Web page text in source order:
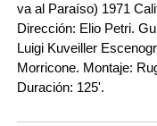
va al Paraíso) 1971
Dirección: Elio Petri.
Luigi Kuveiller
Morricone. Montaje:
Duración: 125'.